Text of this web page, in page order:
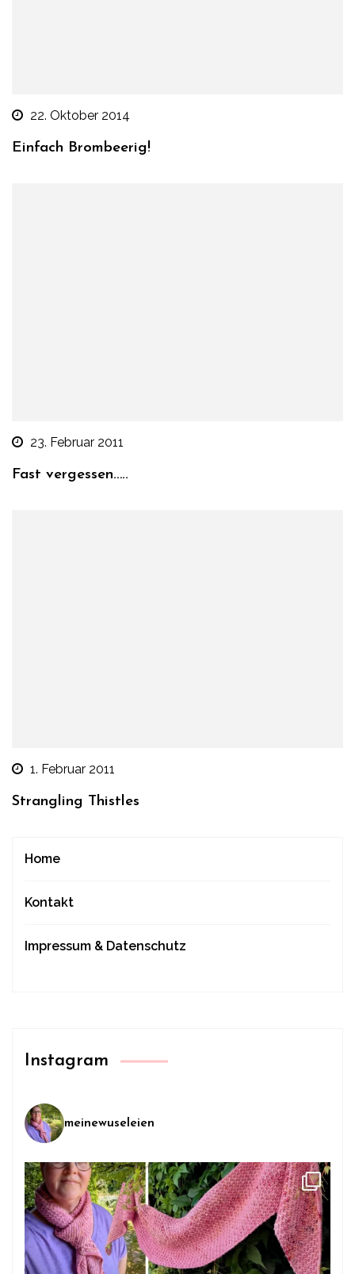
22. Oktober 2014
Einfach Brombeerig!
23. Februar 2011
Fast vergessen…..
1. Februar 2011
Strangling Thistles
Home
Kontakt
Impressum & Datenschutz
Instagram
meinewuseleien